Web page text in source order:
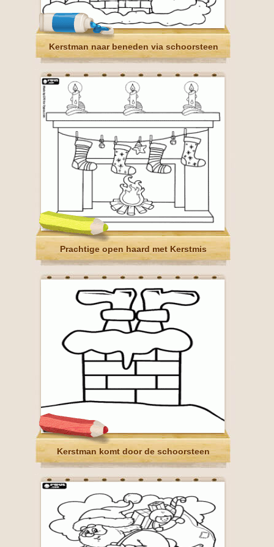
Kerstman naar beneden via schoorsteen
Prachtige open haard met Kerstmis
Kerstman komt door de schoorsteen